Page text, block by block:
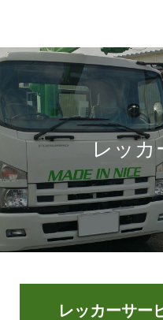
レッカ
レッカーサー